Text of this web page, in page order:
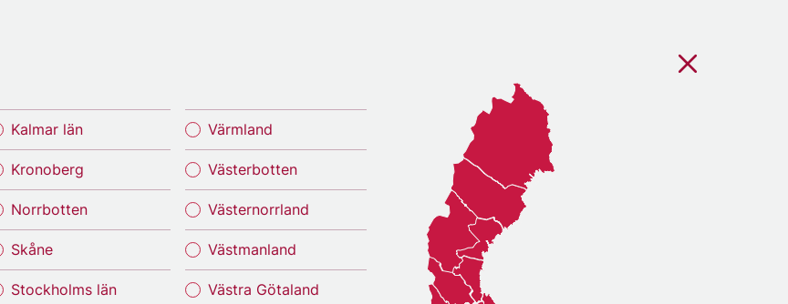
Kalmar län
Kronoberg
Norrbotten
Skåne
Stockholms län
Värmland
Västerbotten
Västernorrland
Västmanland
Västra Götaland